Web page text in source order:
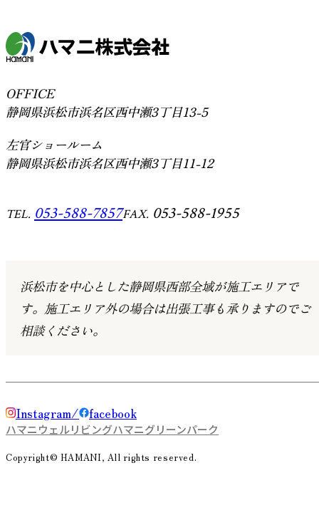
OFFICE
静岡県浜松市浜名区西中瀬3丁目13-5
左官ショールーム
静岡県浜松市浜名区西中瀬3丁目11-12
TEL. 053-588-7857FAX. 053-588-1955
浜松市を中心とした静岡県西部全域が施工エリアで
す。 施工エリア外の場合は出張工事も承りますのでご
相談ください。
Instagram facebook
ハマニウェルリビングハマニグリーンパーク
Copyright© HAMANI, All rights reserved.